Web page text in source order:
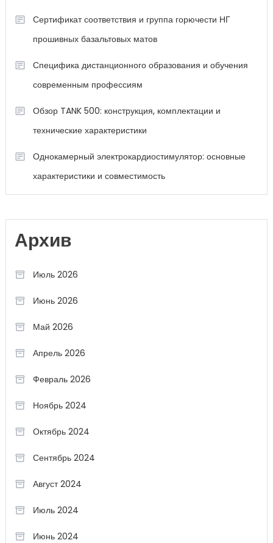
Сертификат соответствия и группа горючести НГ
прошивных базальтовых матов
Специфика дистанционного образования и обучения
современным профессиям
Обзор TANK 500: конструкция, комплектации и
технические характеристики
Однокамерный электрокардиостимулятор: основные
характеристики и совместимость
Архив
Июль 2026
Июнь 2026
Май 2026
Апрель 2026
Февраль 2026
Ноябрь 2024
Октябрь 2024
Сентябрь 2024
Август 2024
Июль 2024
Июнь 2024